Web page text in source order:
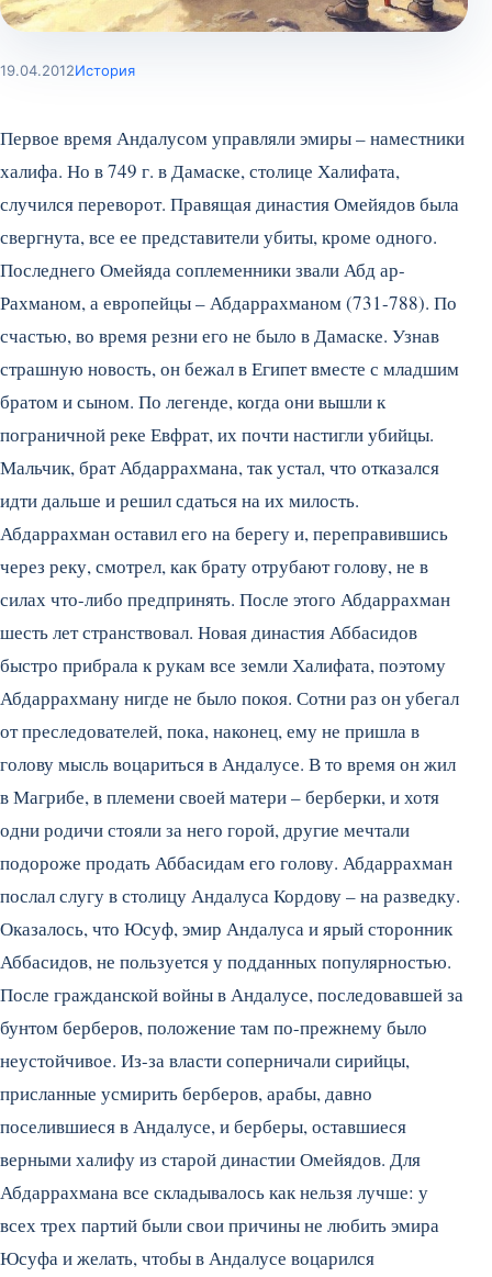
19.04.2012История
Первое время Андалусом управляли эмиры – наместники
халифа. Но в 749 г. в Дамаске, столице Халифата,
случился переворот. Правящая династия Омейядов была
свергнута, все ее представители убиты, кроме одного.
Последнего Омейяда соплеменники звали Абд ар-
Рахманом, а европейцы – Абдаррахманом (731-788). По
счастью, во время резни его не было в Дамаске. Узнав
страшную новость, он бежал в Египет вместе с младшим
братом и сыном. По легенде, когда они вышли к
пограничной реке Евфрат, их почти настигли убийцы.
Мальчик, брат Абдаррахмана, так устал, что отказался
идти дальше и решил сдаться на их милость.
Абдаррахман оставил его на берегу и, переправившись
через реку, смотрел, как брату отрубают голову, не в
силах что-либо предпринять. После этого Абдаррахман
шесть лет странствовал. Новая династия Аббасидов
быстро прибрала к рукам все земли Халифата, поэтому
Абдаррахману нигде не было покоя. Сотни раз он убегал
от преследователей, пока, наконец, ему не пришла в
голову мысль воцариться в Андалусе. В то время он жил
в Магрибе, в племени своей матери – берберки, и хотя
одни родичи стояли за него горой, другие мечтали
подороже продать Аббасидам его голову. Абдаррахман
послал слугу в столицу Андалуса Кордову – на разведку.
Оказалось, что Юсуф, эмир Андалуса и ярый сторонник
Аббасидов, не пользуется у подданных популярностью.
После гражданской войны в Андалусе, последовавшей за
бунтом берберов, положение там по-прежнему было
неустойчивое. Из-за власти соперничали сирийцы,
присланные усмирить берберов, арабы, давно
поселившиеся в Андалусе, и берберы, оставшиеся
верными халифу из старой династии Омейядов. Для
Абдар­рахмана все складывалось как нельзя лучше: у
всех трех партий были свои причины не любить эмира
Юсуфа и желать, чтобы в Андалусе воцарился